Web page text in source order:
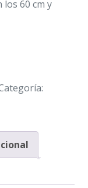
los 60 cm y